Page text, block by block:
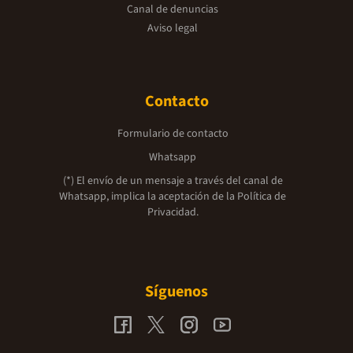
Canal de denuncias
Aviso legal
Contacto
Formulario de contacto
Whatsapp
(*) El envío de un mensaje a través del canal de
Whatsapp, implica la aceptación de la Política de
Privacidad.
Síguenos